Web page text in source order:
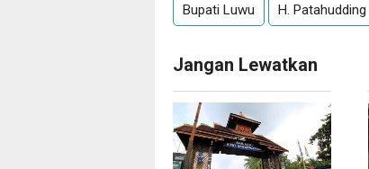
Bupati Luwu H. Patahudding
Jangan Lewatkan